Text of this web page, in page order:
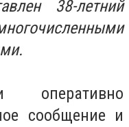
38-летний
оперативно
сообщение и